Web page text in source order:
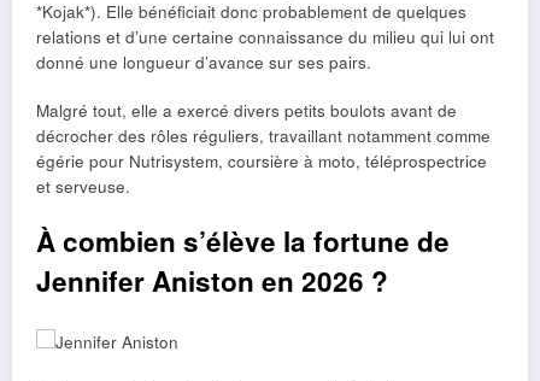
*Kojak*). Elle bénéficiait donc probablement de quelques
relations et d’une certaine connaissance du milieu qui lui ont
donné une longueur d’avance sur ses pairs.
Malgré tout, elle a exercé divers petits boulots avant de
décrocher des rôles réguliers, travaillant notamment comme
égérie pour Nutrisystem, coursière à moto, téléprospectrice
et serveuse.
À combien s’élève la fortune de
Jennifer Aniston en 2026 ?